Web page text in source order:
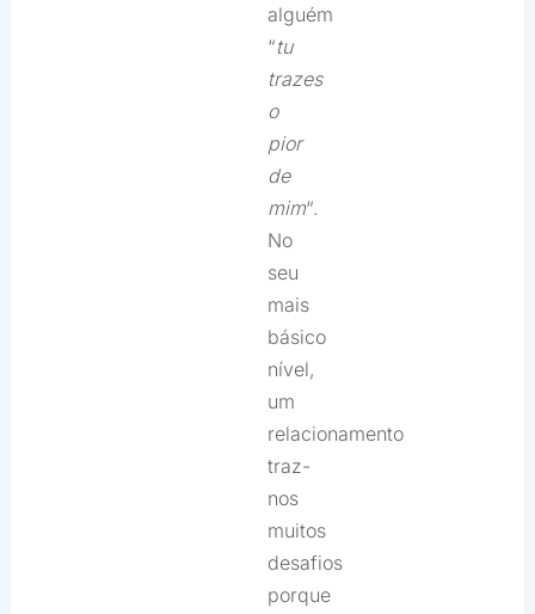
alguém
“tu
trazes
o
pior
de
mim“.
No
seu
mais
básico
nível,
um
relacionamento
traz-
nos
muitos
desafios
porque